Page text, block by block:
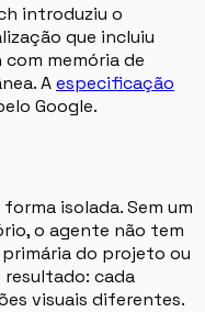
introduziu o
que incluiu
memória de
Aespecificação
Google.
isolada. Sem um
o agente não tem
primária do projeto ou
resultado: cada
visuais diferentes.